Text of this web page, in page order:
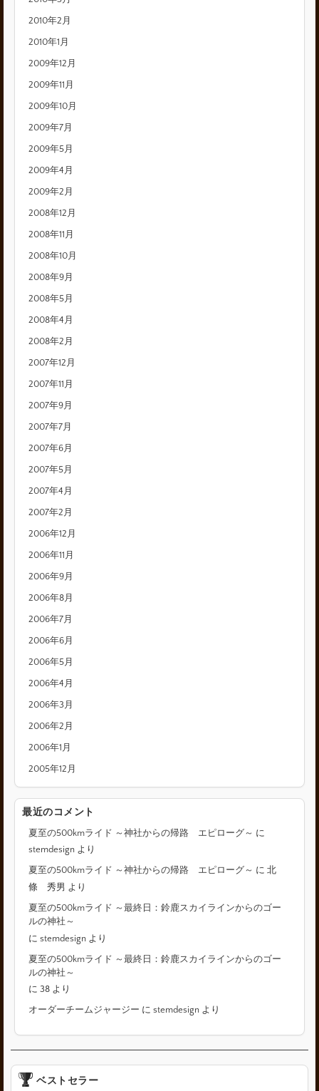
2010年2月
2010年1月
2009年12月
2009年11月
2009年10月
2009年7月
2009年5月
2009年4月
2009年2月
2008年12月
2008年11月
2008年10月
2008年9月
2008年5月
2008年4月
2008年2月
2007年12月
2007年11月
2007年9月
2007年7月
2007年6月
2007年5月
2007年4月
2007年2月
2006年12月
2006年11月
2006年9月
2006年8月
2006年7月
2006年6月
2006年5月
2006年4月
2006年3月
2006年2月
2006年1月
2005年12月
最近のコメント
夏至の500kmライド ～神社からの帰路 エピローグ～ に
stemdesign より
夏至の500kmライド ～神社からの帰路 エピローグ～ に北
條 秀男 より
夏至の500kmライド ～最終日：鈴鹿スカイラインからのゴー
ルの神社～
にstemdesign より
夏至の500kmライド ～最終日：鈴鹿スカイラインからのゴー
ルの神社～
に38 より
オーダーチームジャージー にstemdesign より
ベストセラー